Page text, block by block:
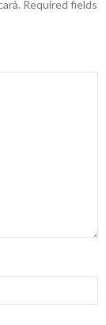
Required fields